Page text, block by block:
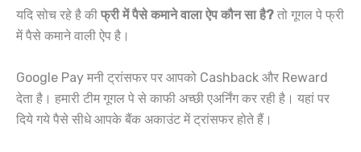
यदि सोच रहे है की फ्री में पैसे कमाने वाला ऐप कौन सा है? तो गूगल पे फ्री
में पैसे कमाने वाली ऐप है।
Google Pay मनी ट्रांसफर पर आपको Cashback और Reward
देता है। हमारी टीम गूगल पे से काफी अच्छी एअर्निंग कर रही है। यहां पर
दिये गये पैसे सीधे आपके बैंक अकाउंट में ट्रांसफर होते हैं।